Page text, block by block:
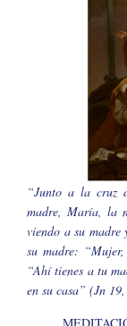
“Junto a la cruz
madre, María, la
viendo a su
su madre:
“Ahí tienes a tu
en su casa” (Jn